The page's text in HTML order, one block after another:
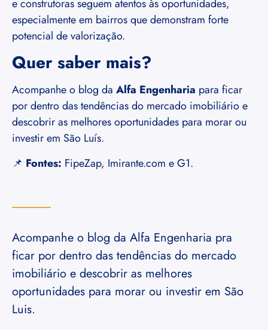
e construtoras seguem atentos às oportunidades,
especialmente em bairros que demonstram forte
potencial de valorização.
Quer saber mais?
Acompanhe o blog da Alfa Engenharia para ficar
por dentro das tendências do mercado imobiliário e
descobrir as melhores oportunidades para morar ou
investir em São Luís.
📌 Fontes: FipeZap, Imirante.com e G1.
Acompanhe o blog da Alfa Engenharia pra
ficar por dentro das tendências do mercado
imobiliário e descobrir as melhores
oportunidades para morar ou investir em São
Luis.